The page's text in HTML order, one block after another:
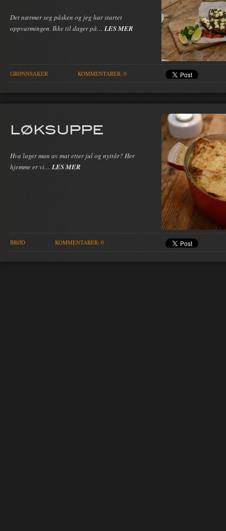
Det nærmer seg påsken og jeg har startet
oppvarmingen. Ikke til dager på… LES MER
GRØNNSAKER KOMMENTARER: 0
LØKSUPPE
Hva lager man av mat etter jul og nyttår? Her
hjemme er vi… LES MER
BRØD KOMMENTARER: 0